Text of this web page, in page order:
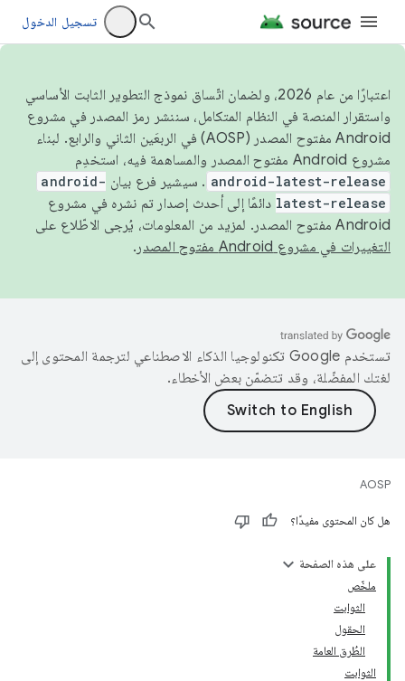
تسجيل الدخول
اعتبارًا من عام 2026، ولضمان اتّساق نموذج التطوير الثابت الأساسي
واستقرار المنصة في النظام المتكامل، سننشر رمز المصدر في مشروع
Android مفتوح المصدر (AOSP) في الربعَين الثاني والرابع. لبناء
مشروع Android مفتوح المصدر والمساهمة فيه، استخدِم
android-latest-release . سيشير فرع بيان android-
latest-release دائمًا إلى أحدث إصدار تم نشره في مشروع
Android مفتوح المصدر. لمزيد من المعلومات، يُرجى الاطّلاع على
التغييرات في مشروع Android مفتوح المصدر
.
تستخدم Google تكنولوجيا الذكاء الاصطناعي لترجمة المحتوى إلى
لغتك المفضّلة، وقد تتضمّن بعض الأخطاء.
AOSP
هل كان المحتوى مفيدًا؟
على هذه الصفحة
ملخّص
الثوابت
الحقول
الطُرق العامة
الثوابت